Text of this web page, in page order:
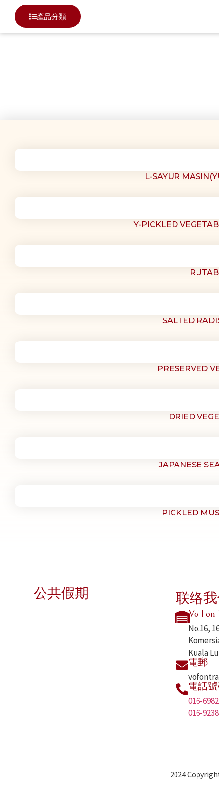
產品分類
L-SAYUR
Y-PICKLED
SALTED
PRESERVED
DRIED
JAPANESE
PICKLED
公共假期 联络
Vo Fon
No.16,
Kuala
電郵
電話
016-
016-
2024